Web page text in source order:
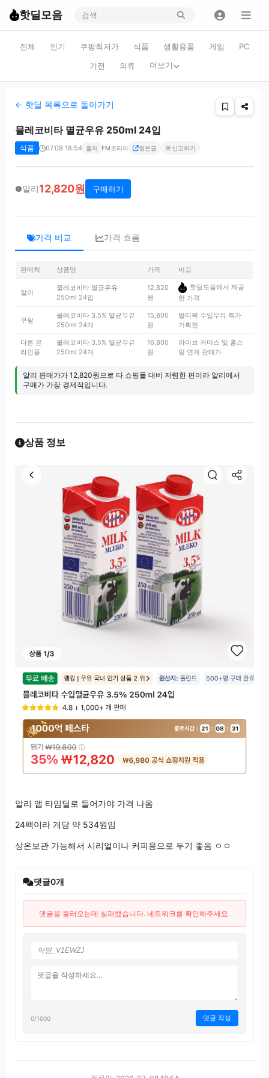
핫딜모음
전체 인기 쿠팡최저가 식품 생활용품 게임
PC
가전
의류 더보기
← 핫딜 목록으로 돌아가기
믈레코비타 멸균우유 250ml 24입
식품 07.08 18:54 출처 FM코리아 원본글 🚨신고하기
알리12,820원 구매하기
가격 비교 가격 흐름
판매처 상품명 가격 비고
알리
믈레코비타 멸균우유
250ml 24입
12,820
원
핫딜모음에서 제공
한 가격
쿠팡
믈레코비타 3.5% 멸균우유
250ml 24개
15,800
원
멀티팩 수입우유 특가
기획전
다른 온
라인몰
물레코비타 3.5% 멸균우유
250ml 24개
16,800
원
라이브 커머스 및 홈쇼
핑 연계 판매가
알리 판매가가 12,820원으로 타 쇼핑몰 대비 저렴한 편이라 알리에서
구매가 가장 경제적입니다.
상품 정보
알리 앱 타임딜로 들어가야 가격 나옴
24팩이라 개당 약 534원임
상온보관 가능해서 시리얼이나 커피용으로 두기 좋음 ㅇㅇ
댓글0개
댓글을 불러오는데 실패했습니다. 네트워크를 확인해주세요.
0/1000 댓글 작성